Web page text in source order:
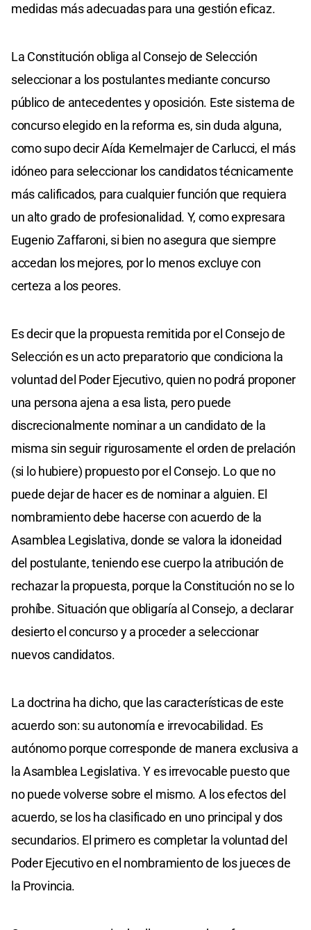
medidas más adecuadas para una gestión eficaz.
La Constitución obliga al Consejo de Selección
seleccionar a los postulantes mediante concurso
público de antecedentes y oposición. Este sistema de
concurso elegido en la reforma es, sin duda alguna,
como supo decir Aída Kemelmajer de Carlucci, el más
idóneo para seleccionar los candidatos técnicamente
más calificados, para cualquier función que requiera
un alto grado de profesionalidad. Y, como expresara
Eugenio Zaffaroni, si bien no asegura que siempre
accedan los mejores, por lo menos excluye con
certeza a los peores.
Es decir que la propuesta remitida por el Consejo de
Selección es un acto preparatorio que condiciona la
voluntad del Poder Ejecutivo, quien no podrá proponer
una persona ajena a esa lista, pero puede
discrecionalmente nominar a un candidato de la
misma sin seguir rigurosamente el orden de prelación
(si lo hubiere) propuesto por el Consejo. Lo que no
puede dejar de hacer es de nominar a alguien. El
nombramiento debe hacerse con acuerdo de la
Asamblea Legislativa, donde se valora la idoneidad
del postulante, teniendo ese cuerpo la atribución de
rechazar la propuesta, porque la Constitución no se lo
prohíbe. Situación que obligaría al Consejo, a declarar
desierto el concurso y a proceder a seleccionar
nuevos candidatos.
La doctrina ha dicho, que las características de este
acuerdo son: su autonomía e irrevocabilidad. Es
autónomo porque corresponde de manera exclusiva a
la Asamblea Legislativa. Y es irrevocable puesto que
no puede volverse sobre el mismo. A los efectos del
acuerdo, se los ha clasificado en uno principal y dos
secundarios. El primero es completar la voluntad del
Poder Ejecutivo en el nombramiento de los jueces de
la Provincia.